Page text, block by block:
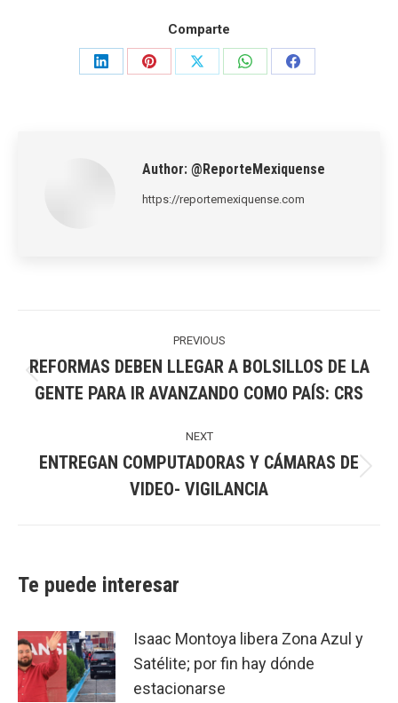
Comparte
Share
Share
Share
Share
Share
Author: @ReporteMexiquense
https://reportemexiquense.com
PREVIOUS
post:
REFORMAS DEBEN LLEGAR A BOLSILLOS DE LA
GENTE PARA IR AVANZANDO COMO PAÍS: CRS
NEXT
post:
ENTREGAN COMPUTADORAS Y CÁMARAS DE
VIDEO- VIGILANCIA
Te puede interesar
Isaac Montoya libera Zona Azul y
Satélite; por fin hay dónde
estacionarse